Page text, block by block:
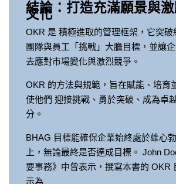
結論：打造充滿願景與
文化
OKR 是 積極進取的管理框架，它突破
團隊與員工「挑戰」大膽目標，並讓
去應對市場變化與激烈競爭。
OKR 的方法與規範，旨在賦能、培育
使他們 迎接挑戰、勇於突破、成為卓
分。
BHAG 目標能確保企業始終處於雄心
上，無論最終是否達成目標。 John
要事務》中曾表示，撰寫本書的 OKR
示為